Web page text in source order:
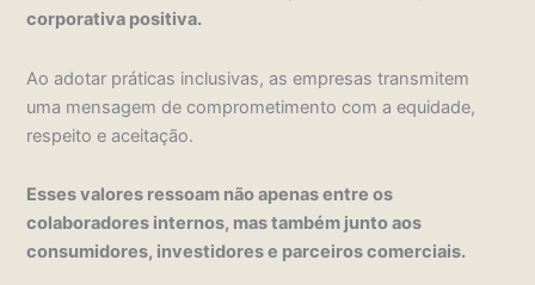
corporativa positiva.
Ao adotar práticas inclusivas, as empresas transmitem
uma mensagem de comprometimento com a equidade,
respeito e aceitação.
Esses valores ressoam não apenas entre os
colaboradores internos, mas também junto aos
consumidores, investidores e parceiros comerciais.